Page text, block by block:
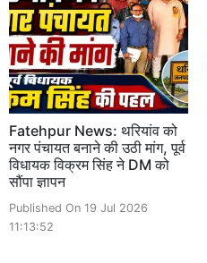
Fatehpur News: थरियांव को
नगर पंचायत बनाने की उठी मांग, पूर्व
विधायक विक्रम सिंह ने DM को
सौंपा ज्ञापन
Published On 19 Jul 2026
11:13:52